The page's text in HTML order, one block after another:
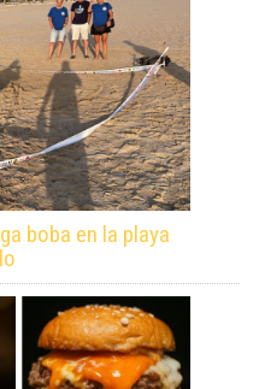
boba en la playa